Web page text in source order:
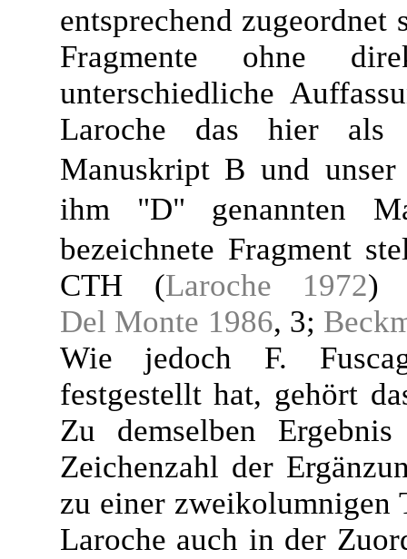
entsprechend
Fragmente ohne
unterschiedliche
Laroche das hier als
Manuskript B und unser
ihm "D" genannten
bezeichnete Fragment
CTH (Laroche 1972)
Del Monte 1986, 3;
Wie jedoch F.
festgestellt hat, gehört
Zu demselben
Zeichenzahl der
zu einer zweikolumnigen
Laroche auch in der